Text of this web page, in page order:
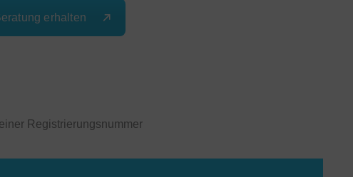
erhalten
Registrierungsnummer